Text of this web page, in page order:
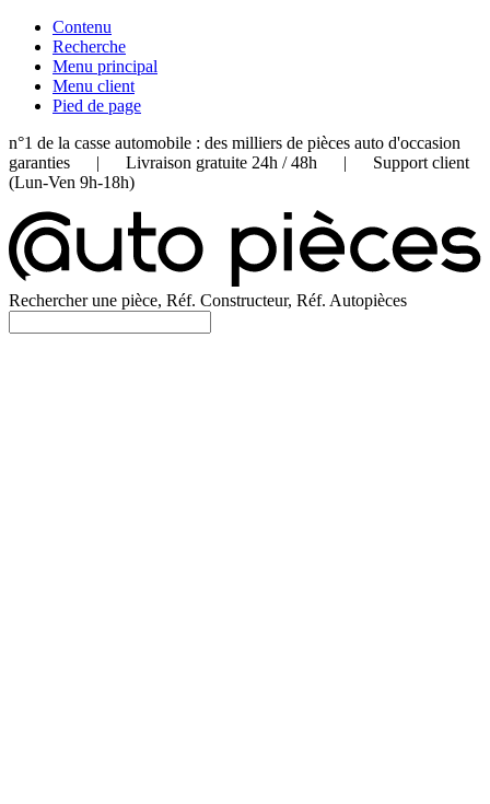
Contenu
Recherche
Menu principal
Menu client
Pied de page
n°1 de la casse automobile : des milliers de pièces auto d'occasion
garanties | Livraison gratuite 24h / 48h | Support client
(Lun-Ven 9h-18h)
Rechercher une pièce, Réf. Constructeur, Réf. Autopièces